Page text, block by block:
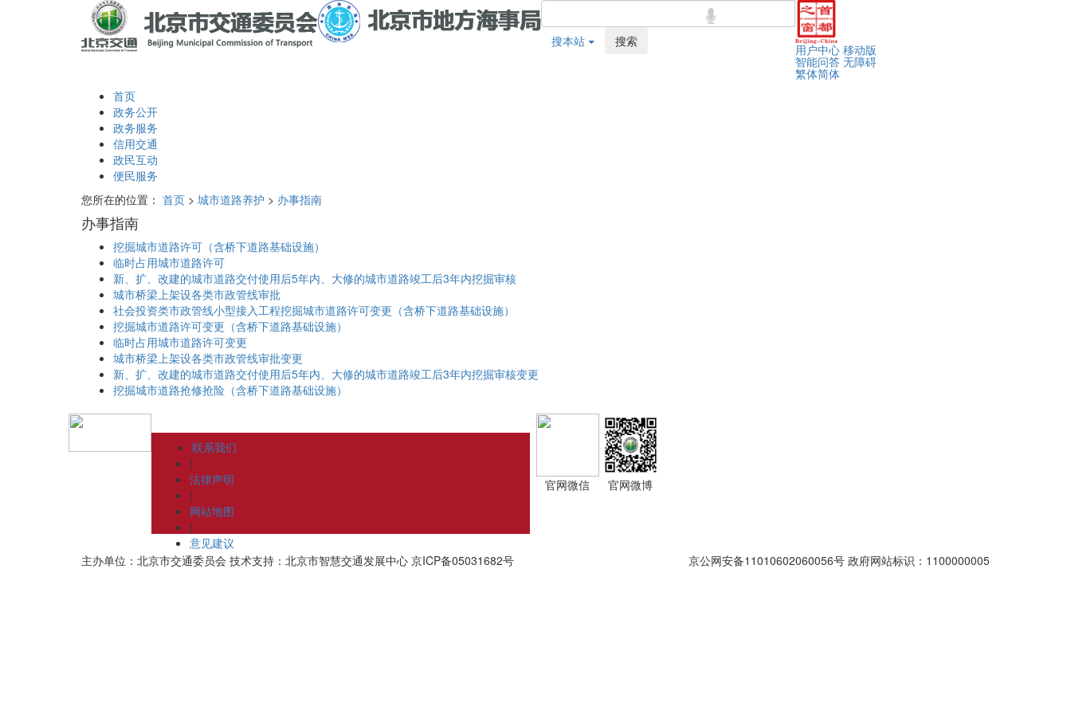
搜本站 搜索
用户中心 移动版
智能问答 无障碍
繁体简体
首页
政务公开
政务服务
信用交通
政民互动
便民服务
您所在的位置： 首页 > 城市道路养护 > 办事指南
办事指南
挖掘城市道路许可（含桥下道路基础设施）
临时占用城市道路许可
新、扩、改建的城市道路交付使用后5年内、大修的城市道路竣工后3年内挖掘审核
城市桥梁上架设各类市政管线审批
社会投资类市政管线小型接入工程挖掘城市道路许可变更（含桥下道路基础设施）
挖掘城市道路许可变更（含桥下道路基础设施）
临时占用城市道路许可变更
城市桥梁上架设各类市政管线审批变更
新、扩、改建的城市道路交付使用后5年内、大修的城市道路竣工后3年内挖掘审核变更
挖掘城市道路抢修抢险（含桥下道路基础设施）
联系我们
|
法律声明
|
网站地图
|
意见建议
官网微信 官网微博
主办单位：北京市交通委员会 技术支持：北京市智慧交通发展中心 京ICP备05031682号 京公网安备11010602060056号 政府网站标识：1100000005